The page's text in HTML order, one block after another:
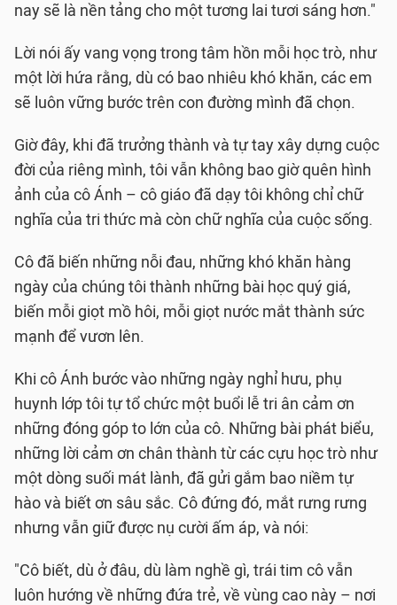
nay sẽ là nền tảng cho một tương lai tươi sáng hơn."
Lời nói ấy vang vọng trong tâm hồn mỗi học trò, như
một lời hứa rằng, dù có bao nhiêu khó khăn, các em
sẽ luôn vững bước trên con đường mình đã chọn.
Giờ đây, khi đã trưởng thành và tự tay xây dựng cuộc
đời của riêng mình, tôi vẫn không bao giờ quên hình
ảnh của cô Ánh – cô giáo đã dạy tôi không chỉ chữ
nghĩa của tri thức mà còn chữ nghĩa của cuộc sống.
Cô đã biến những nỗi đau, những khó khăn hàng
ngày của chúng tôi thành những bài học quý giá,
biến mỗi giọt mồ hôi, mỗi giọt nước mắt thành sức
mạnh để vươn lên.
Khi cô Ánh bước vào những ngày nghỉ hưu, phụ
huynh lớp tôi tự tổ chức một buổi lễ tri ân cảm ơn
những đóng góp to lớn của cô. Những bài phát biểu,
những lời cảm ơn chân thành từ các cựu học trò như
một dòng suối mát lành, đã gửi gắm bao niềm tự
hào và biết ơn sâu sắc. Cô đứng đó, mắt rưng rưng
nhưng vẫn giữ được nụ cười ấm áp, và nói:
"Cô biết, dù ở đâu, dù làm nghề gì, trái tim cô vẫn
luôn hướng về những đứa trẻ, về vùng cao này – nơi